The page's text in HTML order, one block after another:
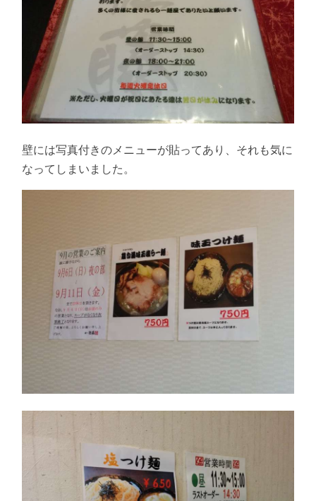
壁には写真付きのメニューが貼ってあり、それも気に
なってしまいました。